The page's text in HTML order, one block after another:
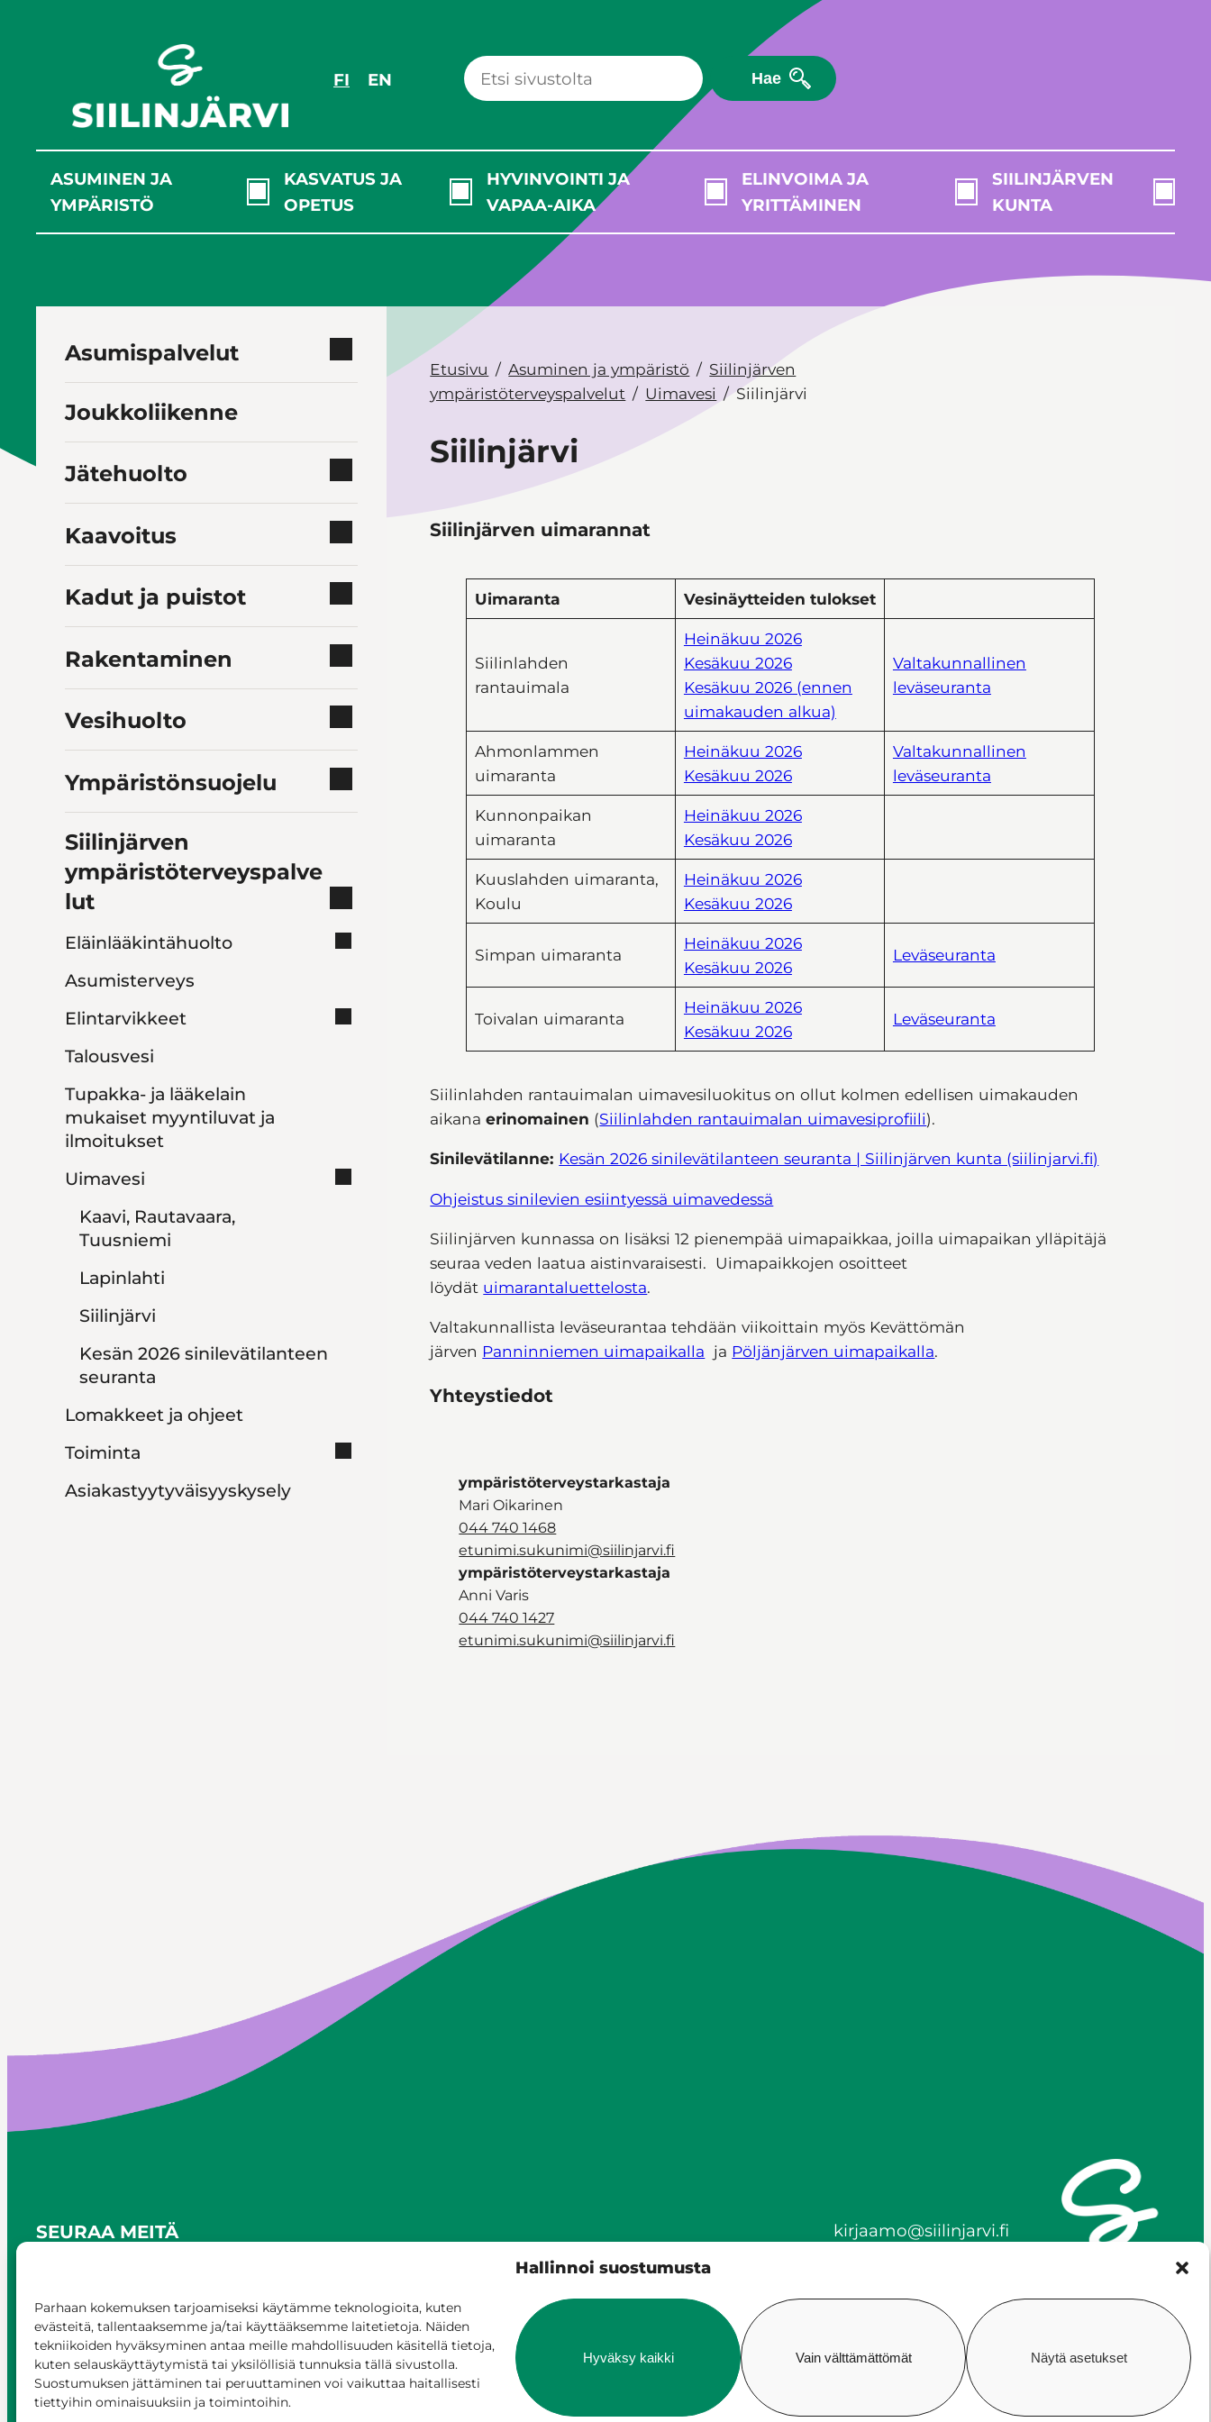
Hallinnoi suostumusta
Parhaan kokemuksen tarjoamiseksi käytämme teknologioita, kuten
evästeitä, tallentaaksemme ja/tai käyttääksemme laitetietoja. Näiden
tekniikoiden hyväksyminen antaa meille mahdollisuuden käsitellä tietoja,
kuten selauskäyttäytymistä tai yksilöllisiä tunnuksia tällä sivustolla.
Suostumuksen jättäminen tai peruuttaminen voi vaikuttaa haitallisesti
tiettyihin ominaisuuksiin ja toimintoihin.
Hyväksy kaikki Vain välttämättömät Näytä asetukset
FI EN Hae
ASUMINEN JA
YMPÄRISTÖ
KASVATUS JA
OPETUS
HYVINVOINTI JA
VAPAA-AIKA
ELINVOIMA JA
YRITTÄMINEN
SIILINJÄRVEN
KUNTA
Asumispalvelut
Joukkoliikenne
Jätehuolto
Kaavoitus
Kadut ja puistot
Rakentaminen
Vesihuolto
Ympäristönsuojelu
Siilinjärven
ympäristöterveyspalve
lut
Eläinlääkintähuolto
Asumisterveys
Elintarvikkeet
Talousvesi
Tupakka- ja lääkelain
mukaiset myyntiluvat ja
ilmoitukset
Uimavesi
Kaavi, Rautavaara,
Tuusniemi
Lapinlahti
Siilinjärvi
Kesän 2026 sinilevätilanteen
seuranta
Lomakkeet ja ohjeet
Toiminta
Asiakastyytyväisyyskysely
Etusivu Asuminen ja ympäristö
Siilinjärven
ympäristöterveyspalvelut
Uimavesi Siilinjärvi
Siilinjärvi
Siilinjärven uimarannat
Uimaranta Vesinäytteiden tulokset
Siilinlahden
rantauimala
Heinäkuu 2026
Kesäkuu 2026
Kesäkuu 2026 (ennen
uimakauden alkua)
Valtakunnallinen
leväseuranta
Ahmonlammen
uimaranta
Heinäkuu 2026
Kesäkuu 2026
Valtakunnallinen
leväseuranta
Kunnonpaikan
uimaranta
Heinäkuu 2026
Kesäkuu 2026
Kuuslahden uimaranta,
Koulu
Heinäkuu 2026
Kesäkuu 2026
Simpan uimaranta
Heinäkuu 2026
Kesäkuu 2026
Leväseuranta
Toivalan uimaranta
Heinäkuu 2026
Kesäkuu 2026
Leväseuranta
Siilinlahden rantauimalan uimavesiluokitus on ollut kolmen edellisen uimakauden
aikanaerinomainen (Siilinlahden rantauimalan uimavesiprofiili).
Sinilevätilanne: Kesän 2026 sinilevätilanteen seuranta | Siilinjärven kunta (siilinjarvi.fi)
Ohjeistus sinilevien esiintyessä uimavedessä
Siilinjärven kunnassa on lisäksi 12 pienempää uimapaikkaa, joilla uimapaikan ylläpitäjä
seuraa veden laatua aistinvaraisesti. Uimapaikkojen osoitteet
löydät uimarantaluettelosta.
Valtakunnallista leväseurantaa tehdään viikoittain myös Kevättömän
järven Panninniemen uimapaikalla ja Pöljänjärven uimapaikalla.
Yhteystiedot
ympäristöterveystarkastaja
Mari Oikarinen
044 740 1468
etunimi.sukunimi@siilinjarvi.fi
ympäristöterveystarkastaja
Anni Varis
044 740 1427
etunimi.sukunimi@siilinjarvi.fi
SEURAA MEITÄ
kirjaamo@siilinjarvi.fi
y-tunnus 0172718-0